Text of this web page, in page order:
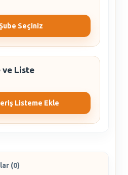
Seçiniz
ve Liste
Listeme Ekle
(0)